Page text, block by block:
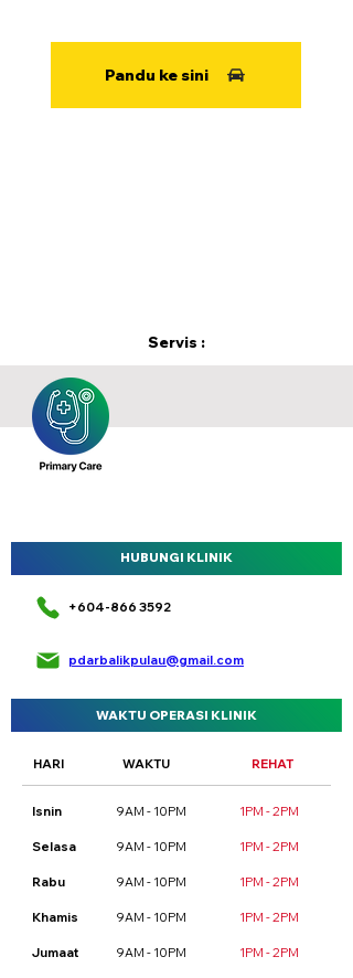
Pandu ke sini
Servis :
HUBUNGI KLINIK
+604-866 3592
pdarbalikpulau@gmail.com
WAKTU OPERASI KLINIK
HARI WAKTU REHAT
Isnin 9AM - 10PM 1PM - 2PM
Selasa 9AM - 10PM 1PM - 2PM
Rabu 9AM - 10PM 1PM - 2PM
Khamis 9AM - 10PM 1PM - 2PM
Jumaat 9AM - 10PM 1PM - 2PM